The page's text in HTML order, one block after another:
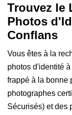
Trouvez le
Photos
Conflans
Vous êtes à la
photos d'identité
frappé à la bonne
photographes
Sécurisés) et des